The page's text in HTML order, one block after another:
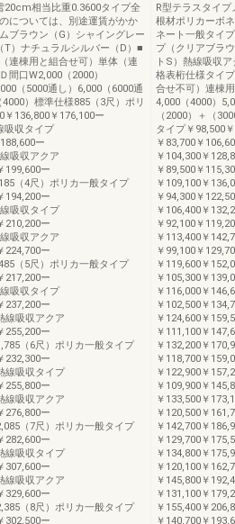
20cm相当比重0.3600タイプ全
については、別途運賃がかか
ブラウン（G）シャイングレー
T）ナチュラルシルバー（D）■
連棟用と組合せ可）単体（連
間口W2,000（2000）
（5000通し）6,000（6000通
）標準仕様885（3尺）ポリ
￥136,800￥176,100ー
吸収タイプ
ー
吸収アクア
199,600ー
（4尺）ポリカ一般タイプ
194,200ー
吸収タイプ
210,200ー
吸収アクア
224,700ー
（5尺）ポリカ一般タイプ
217,200ー
吸収タイプ
237,200ー
線吸収アクア
255,200ー
（6尺）ポリカ一般タイプ
232,300ー
線吸収タイプ
255,800ー
線吸収アクア
276,800ー
（7尺）ポリカ一般タイプ
282,600ー
線吸収タイプ
307,600ー
線吸収アクア
329,600ー
（8尺）ポリカ一般タイプ
302,500ー
R型テラスタイ
根材ポリカーボ
ネート一般タイ
プ（クリアブラ
トS）熱線吸収
格表桁仕様タイ
合せ不可）連棟
4,000（4000）
（2000）＋（
タイプ￥98,500
￥83,700￥
￥104,300￥
￥89,500￥
￥109,100￥
￥94,300￥
￥106,400￥
￥92,100￥
￥113,400￥
￥99,100￥
￥119,600￥
￥105,300￥
￥116,000￥
￥102,500￥
￥124,600￥
￥111,100￥
￥132,200￥
￥118,700￥
￥122,900￥
￥109,900￥
￥133,500￥
￥120,500￥
￥142,700￥
￥129,700￥
￥134,800￥
￥120,100￥
￥145,800￥
￥131,100￥
￥155,400￥
￥140,700￥